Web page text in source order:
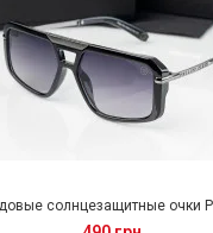
солнцезащитные очки